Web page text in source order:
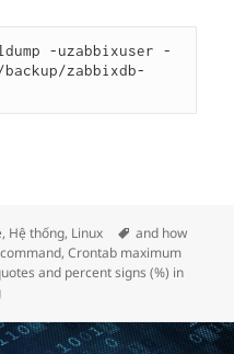
-uzabbixuser -
zabbixdb-
, Hệ thống, Linux Thẻ
and how
,Crontab maximum
and percent signs (%) in